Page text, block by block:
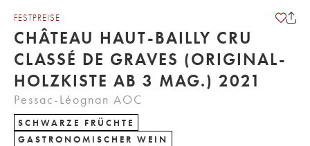
FESTPREISE
CHÂTEAU HAUT-BAILLY CRU
CLASSÉ DE GRAVES (ORIGINAL-
HOLZKISTE AB 3 MAG.) 2021
Pessac-Léognan AOC
SCHWARZE FRÜCHTE
GASTRONOMISCHER WEIN